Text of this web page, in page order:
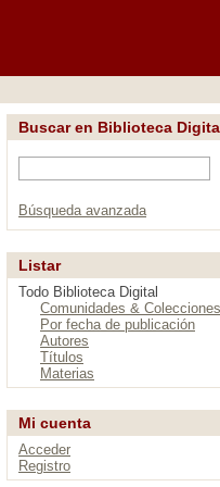
Buscar en Biblioteca
Búsqueda avanzada
Listar
Todo Biblioteca Digital
Comunidades & Colecciones
Por fecha de publicación
Autores
Títulos
Materias
Mi cuenta
Acceder
Registro